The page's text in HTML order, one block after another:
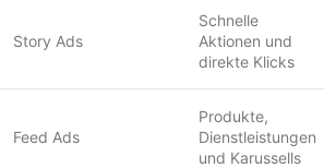
Story Ads
Schnelle
Aktionen und
direkte Klicks
Feed Ads
Produkte,
Dienstleistungen
und Karussells